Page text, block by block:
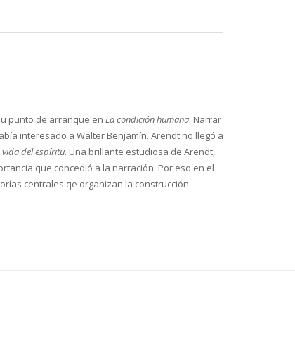
punto de arranque en La condición humana. Narrar
interesado a Walter Benjamín. Arendt no llegó a
vida del espíritu. Una brillante estudiosa de Arendt,
que concedió a la narración. Por eso en el
centrales qe organizan la construcción